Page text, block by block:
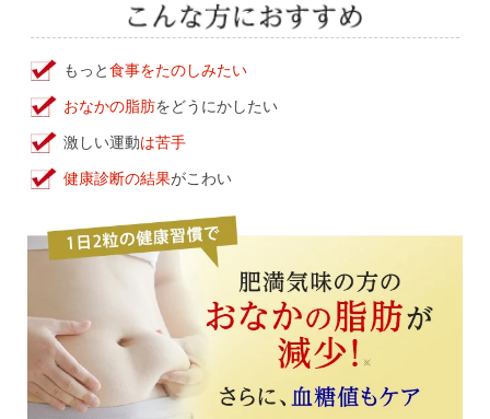
もっと食事をたのしみたい
おなかの脂肪をどうにかしたい
激しい運動は苦手
健康診断の結果がこわい